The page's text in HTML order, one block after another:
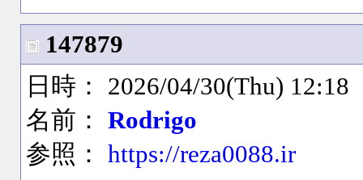
147879
日時： 2026/04/30(Thu) 12:18
名前：Rodrigo
参照：https://reza0088.ir